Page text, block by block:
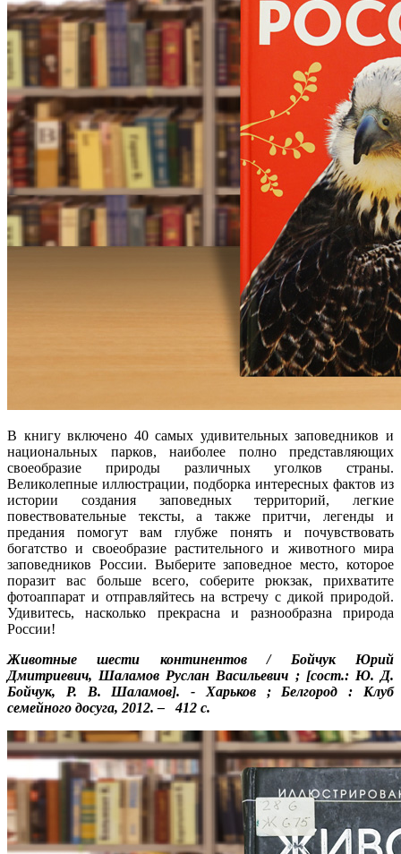
В книгу включено 40 самых удивительных заповедников и
национальных парков, наиболее полно представляющих
своеобразие природы различных уголков страны.
Великолепные иллюстрации, подборка интересных фактов из
истории создания заповедных территорий, легкие
повествовательные тексты, а также притчи, легенды и
предания помогут вам глубже понять и почувствовать
богатство и своеобразие растительного и животного мира
заповедников России. Выберите заповедное место, которое
поразит вас больше всего, соберите рюкзак, прихватите
фотоаппарат и отправляйтесь на встречу с дикой природой.
Удивитесь, насколько прекрасна и разнообразна природа
России!
Животные шести континентов / Бойчук Юрий
Дмитриевич, Шаламов Руслан Васильевич ; [сост.: Ю. Д.
Бойчук, Р. В. Шаламов]. - Харьков ; Белгород : Клуб
семейного досуга, 2012. – 412 с.